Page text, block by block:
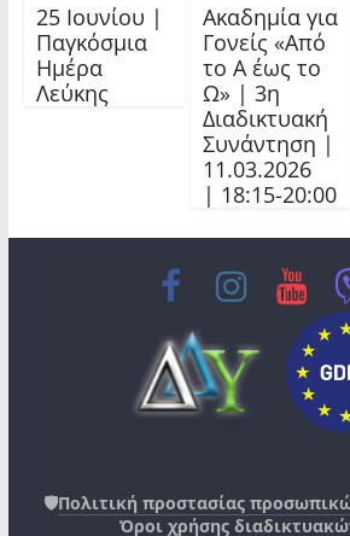
25 Ιουνίου |
Παγκόσμια
Ημέρα
Λεύκης
Ακαδημία για
Γονείς «Από
το Α έως το
Ω» | 3η
Διαδικτυακή
Συνάντηση |
11.03.2026
| 18:15-20:00
🛡️Πολιτική προστασίας
Όροι χρήσης